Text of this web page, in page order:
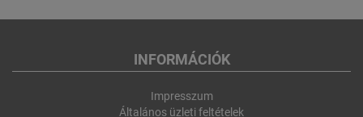
INFORMÁCIÓK
Impresszum
Általános üzleti feltételek